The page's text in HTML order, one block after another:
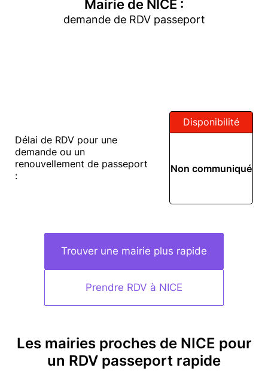
Mairie de NICE :
demande de RDV passeport
Délai de RDV pour une
demande ou un
renouvellement de passeport
:
Disponibilité
Non communiqué
Trouver une mairie plus rapide
Prendre RDV à NICE
Les mairies proches de NICE pour
un RDV passeport rapide